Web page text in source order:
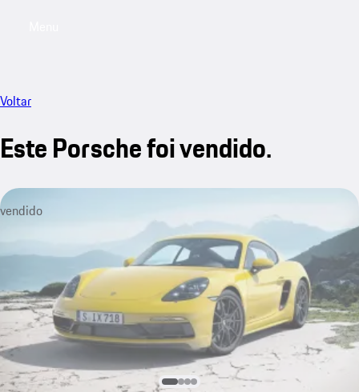
Voltar
Este Porsche foi vendido.
vendido